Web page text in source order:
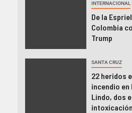
INTERNACIONAL
De la
Colombia
Trump
SANTA CRUZ
22 heridos
incendio
Lindo, dos
intoxicación